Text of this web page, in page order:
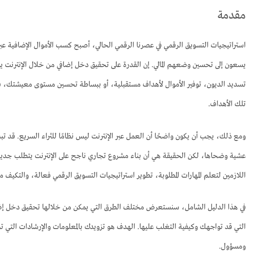
مقدمة
استراتيجيات التسويق الرقمي في عصرنا الرقمي الحالي، أصبح كسب الأموال الإضافية
يسعون إلى تحسين وضعهم المالي. إن القدرة على تحقيق دخل إضافي من خلال الإنترنت
تسديد الديون، توفير الأموال لأهداف مستقبلية، أو ببساطة تحسين مستوى معيشتك،
تلك الأهداف.
ومع ذلك، يجب أن يكون واضحًا أن العمل عبر الإنترنت ليس نظامًا للثراء السريع.
عشية وضحاها، لكن الحقيقة هي أن بناء مشروع تجاري ناجح على الإنترنت يتطلب
اللازمين لتعلم المهارات المطلوبة، تطوير استراتيجيات التسويق الرقمي فعالة، والتكيف
في هذا الدليل الشامل، سنستعرض مختلف الطرق التي يمكن من خلالها تحقيق دخل
التي قد تواجهك وكيفية التغلب عليها. الهدف هو تزويدك بالمعلومات والإرشادات
ومسؤول.